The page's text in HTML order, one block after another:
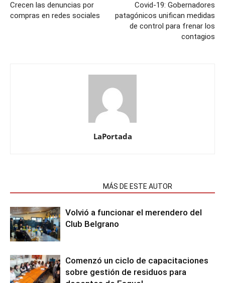
Crecen las denuncias por
compras en redes sociales
Covid-19: Gobernadores
patagónicos unifican medidas
de control para frenar los
contagios
LaPortada
MÁS DE ESTE AUTOR
Volvió a funcionar el merendero del
Club Belgrano
Comenzó un ciclo de capacitaciones
sobre gestión de residuos para